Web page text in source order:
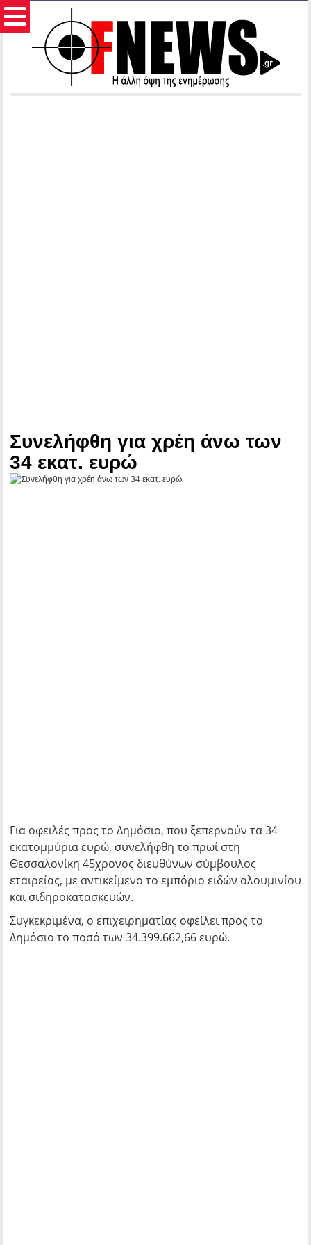
Συνελήφθη για χρέη άνω των
34 εκατ. ευρώ
Για οφειλές προς το Δημόσιο, που ξεπερνούν τα 34
εκατομμύρια ευρώ, συνελήφθη το πρωί στη
Θεσσαλονίκη 45χρονος διευθύνων σύμβουλος
εταιρείας, με αντικείμενο το εμπόριο ειδών αλουμινίου
και σιδηροκατασκευών.
Συγκεκριμένα, ο επιχειρηματίας οφείλει προς το
Δημόσιο το ποσό των 34.399.662,66 ευρώ.